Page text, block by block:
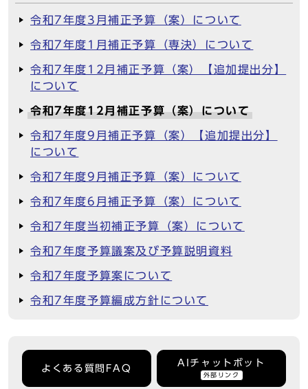
令和7年度3月補正予算（案）について
令和7年度1月補正予算（専決）について
令和7年度12月補正予算（案）【追加提出分】
について
令和7年度12月補正予算（案）について
令和7年度9月補正予算（案）【追加提出分】
について
令和7年度9月補正予算（案）について
令和7年度6月補正予算（案）について
令和7年度当初補正予算（案）について
令和7年度予算議案及び予算説明資料
令和7年度予算案について
令和7年度予算編成方針について
よくある質問FAQ
AIチャットボット
外部リンク